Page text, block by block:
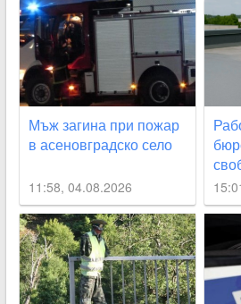
Мъж загина при пожар
в асеновградско село
11:58, 04.08.2026